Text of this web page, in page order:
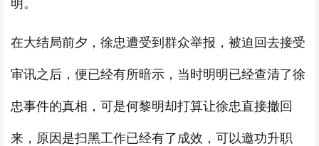
明。
在大结局前夕，徐忠遭受到群众举报，被迫回去接受
审讯之后，便已经有所暗示，当时明明已经查清了徐
忠事件的真相，可是何黎明却打算让徐忠直接撤回
来，原因是扫黑工作已经有了成效，可以邀功升职